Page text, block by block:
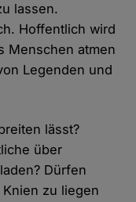
lassen.
Hoffentlich wird
Menschen atmen
Legenden und
lässt?
über
Dürfen
zu liegen